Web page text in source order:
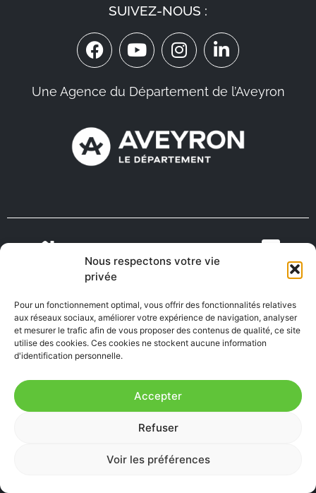
Nous respectons votre vie
privée
Pour un fonctionnement optimal, vous offrir des fonctionnalités relatives
aux réseaux sociaux, améliorer votre expérience de navigation, analyser
et mesurer le trafic afin de vous proposer des contenus de qualité, ce site
utilise des cookies. Ces cookies ne stockent aucune information
d'identification personnelle.
Accepter
Refuser
Voir les préférences
SUIVEZ-NOUS :
Une Agence du Département de l’Aveyron
TOURISME
ON RECRUTE EN
AVEYRON
FABRIQUÉ EN
AVEYRON
Mentions Légales|Accessibilité : Partiellement
conforme|Plan du site